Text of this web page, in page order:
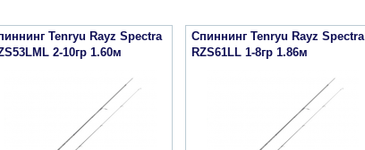
Tenryu Rayz Spectra
2-10гр 1.60м
Спиннинг Tenryu Rayz Spectra
RZS61LL 1-8гр 1.86м